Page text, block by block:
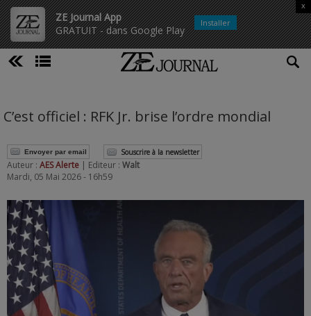
ZE Journal App
GRATUIT - dans Google Play
x
Installer
C’est officiel : RFK Jr. brise l’ordre mondial
Envoyer par email Souscrire à la newsletter
Auteur : AES Alerte | Editeur : Walt
Mardi, 05 Mai 2026 - 16h59